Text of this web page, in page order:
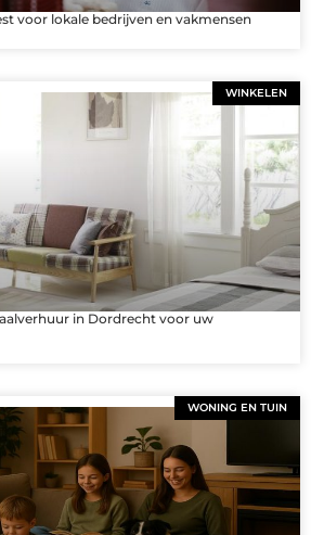
voor lokale bedrijven en vakmensen
WINKELEN
in Dordrecht voor uw
WONING EN TUIN